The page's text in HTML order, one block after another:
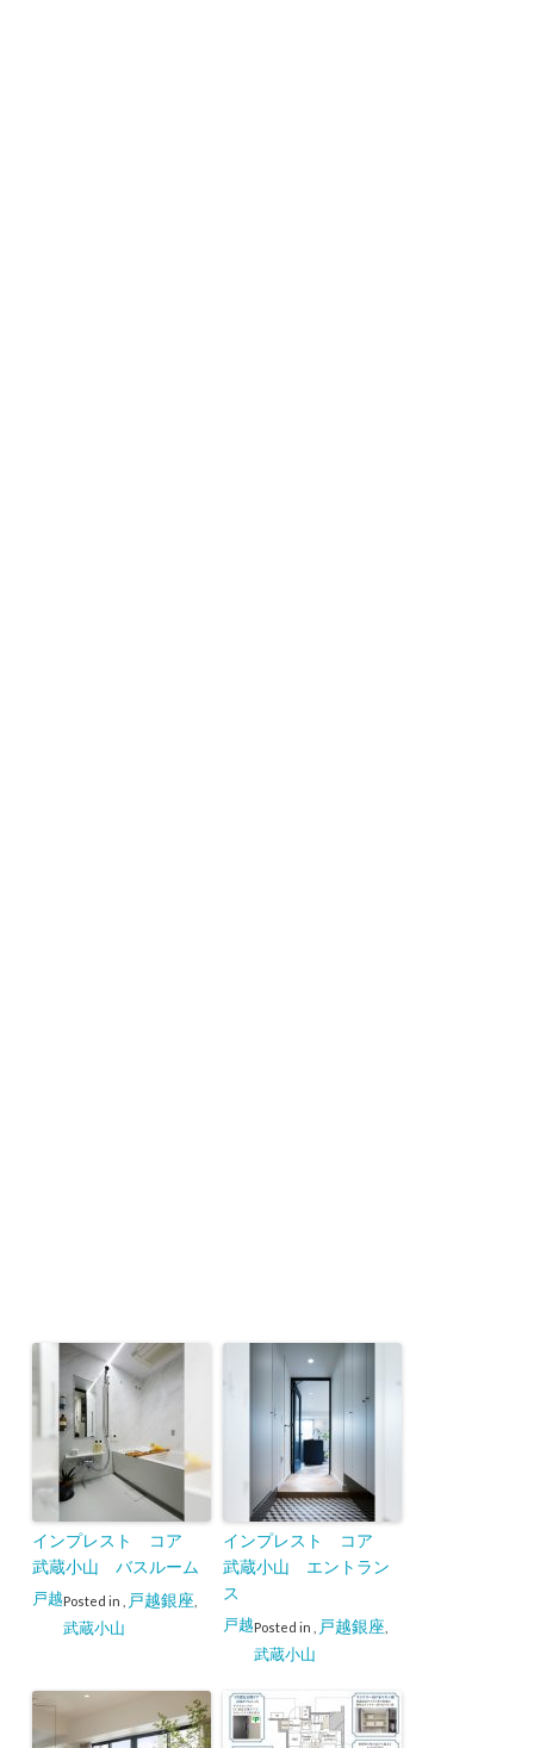
インプレスト コア
武蔵小山 バスルーム
Posted in
戸越 戸越銀座
武蔵小山
インプレスト コア
武蔵小山 エントラン
ス
Posted in
戸越 戸越銀座
武蔵小山